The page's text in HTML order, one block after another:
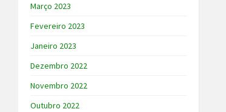
Março 2023
Fevereiro 2023
Janeiro 2023
Dezembro 2022
Novembro 2022
Outubro 2022